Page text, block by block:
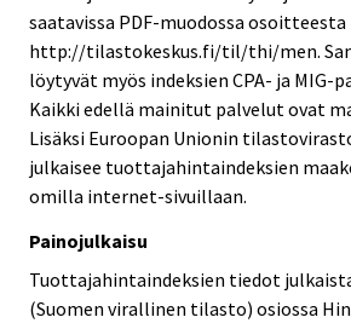
saatavissa PDF-muodossa osoitteesta
http://tilastokeskus.fi/til/thi/men.
löytyvät myös indeksien CPA- ja MIG-
Kaikki edellä mainitut palvelut ovat
Lisäksi Euroopan Unionin
julkaisee tuottajahintaindeksien
omilla internet-sivuillaan.
Painojulkaisu
Tuottajahintaindeksien tiedot
(Suomen virallinen tilasto) osiossa